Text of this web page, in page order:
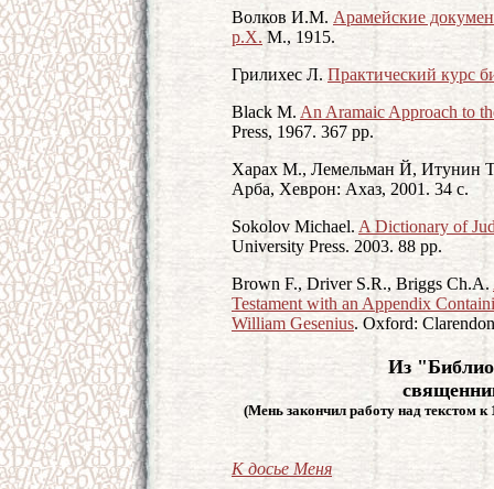
Волков И.М. Арамейские
р.Х.М., 1915.
Грилихес Л. Практический курс
Black M. An Aramaic Approach to
Press, 1967. 367 pp.
Харах М., Лемельман Й, Итунин
Арба, Хеврон: Ахаз, 2001. 34 с.
Sokolov Michael. A Dictionary of
University Press. 2003. 88 pp.
Brown F., Driver S.R., Briggs Ch.A.
Testament with an Appendix
William Gesenius. Oxford:
Из
(Мень закончил работу над текстом
К досье Меня